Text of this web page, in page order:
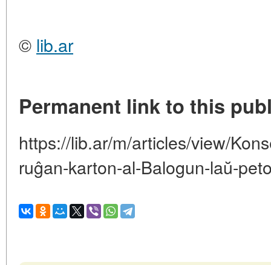
© lib.ar
Permanent link to this
https://lib.ar/m/articles/view/
ruĝan-karton-al-Balogun-laŭ-